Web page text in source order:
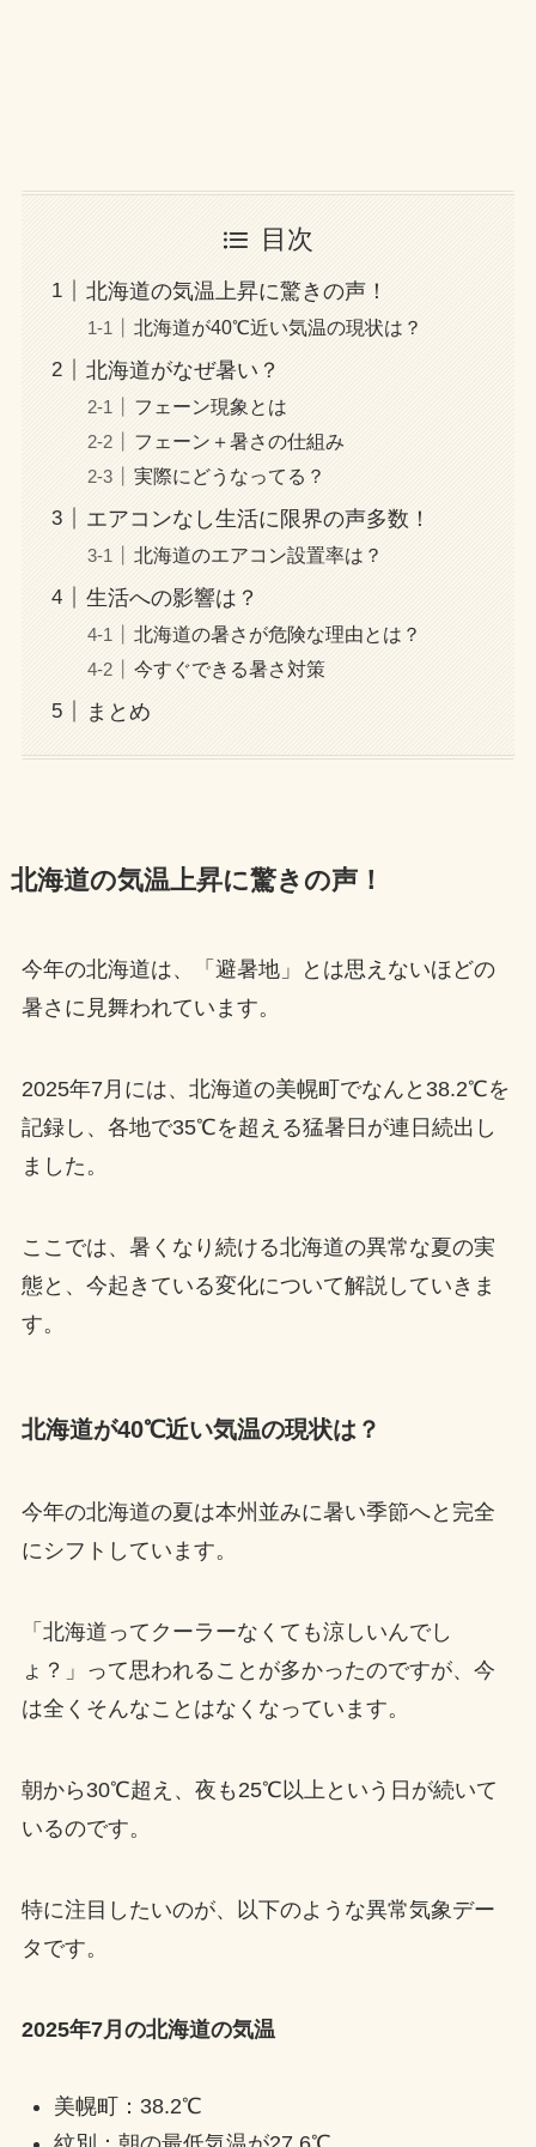
目次
北海道の気温上昇に驚きの声！
北海道が40℃近い気温の現状は？
北海道がなぜ暑い？
フェーン現象とは
フェーン＋暑さの仕組み
実際にどうなってる？
エアコンなし生活に限界の声多数！
北海道のエアコン設置率は？
生活への影響は？
北海道の暑さが危険な理由とは？
今すぐできる暑さ対策
まとめ
北海道の気温上昇に驚きの声！
今年の北海道は、「避暑地」とは思えないほどの
暑さに見舞われています。
2025年7月には、北海道の美幌町でなんと38.2℃を
記録し、各地で35℃を超える猛暑日が連日続出し
ました。
ここでは、暑くなり続ける北海道の異常な夏の実
態と、今起きている変化について解説していきま
す。
北海道が40℃近い気温の現状は？
今年の北海道の夏は本州並みに暑い季節へと完全
にシフトしています。
「北海道ってクーラーなくても涼しいんでし
ょ？」って思われることが多かったのですが、今
は全くそんなことはなくなっています。
朝から30℃超え、夜も25℃以上という日が続いて
いるのです。
特に注目したいのが、以下のような異常気象デー
タです。
2025年7月の北海道の気温
美幌町：38.2℃